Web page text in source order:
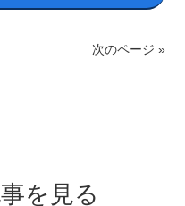
次のページ »
を見る